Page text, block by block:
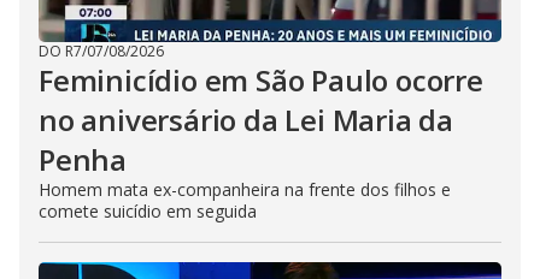
DO R7/07/08/2026
Feminicídio em São Paulo ocorre
no aniversário da Lei Maria da
Penha
Homem mata ex-companheira na frente dos filhos e
comete suicídio em seguida